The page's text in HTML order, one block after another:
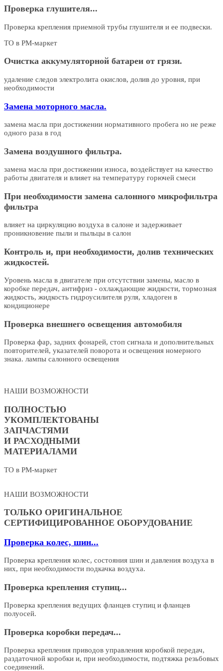
Проверка глушителя...
Проверка крепления приемной трубы глушителя и ее подвески.
ТО в РМ-маркет
Очистка аккумуляторной батареи от грязи.
удаление следов электролита окислов, долив до уровня, при
необходимости
Замена моторного масла.
замена масла при достижении нормативного пробега но не реже
одного раза в год
Замена воздушного фильтра.
замена масла при достижении износа, воздействует на качество
работы двигателя и влияет на температуру горючей смеси
При необходимости замена салонного микрофильтра
фильтра
влияет на циркуляцию воздуха в салоне и задерживает
проникновение пыли и пыльцы в салон
Контроль и, при необходимости, долив технических
жидкостей.
Уровень масла в двигателе при отсутствии замены, масло в
коробке передач, антифриз - охлаждающие жидкости, тормозная
жидкость, жидкость гидроусилителя руля, хладоген в
кондиционере
Проверка внешнего освещения автомобиля
Проверка фар, задних фонарей, стоп сигнала и дополнительных
повторителей, указателей поворота и освещения номерного
знака. лампы салонного освещения
НАШИ ВОЗМОЖНОСТИ
ПОЛНОСТЬЮ
УКОМПЛЕКТОВАНЫ
ЗАПЧАСТЯМИ
И РАСХОДНЫМИ
МАТЕРИАЛАМИ
ТО в РМ-маркет
НАШИ ВОЗМОЖНОСТИ
ТОЛЬКО ОРИГИНАЛЬНОЕ
СЕРТИФИЦИРОВАННОЕ ОБОРУДОВАНИЕ
Проверка колес, шин...
Проверка крепления колес, состояния шин и давления воздуха в
них, при необходимости подкачка воздуха.
Проверка крепления ступиц...
Проверка крепления ведущих фланцев ступиц и фланцев
полуосей.
Проверка коробки передач...
Проверка крепления приводов управления коробкой передач,
раздаточной коробки и, при необходимости, подтяжка резьбовых
соединений.